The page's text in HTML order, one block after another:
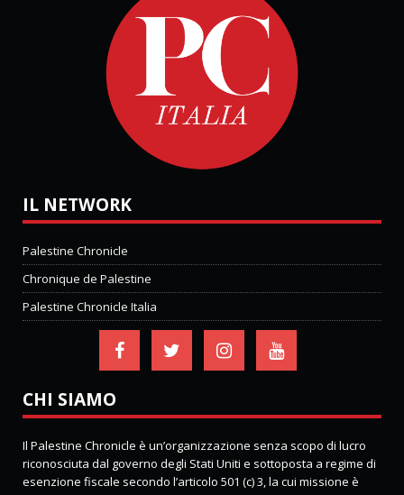
IL NETWORK
Palestine Chronicle
Chronique de Palestine
Palestine Chronicle Italia
CHI SIAMO
Il Palestine Chronicle è un’organizzazione senza scopo di lucro
riconosciuta dal governo degli Stati Uniti e sottoposta a regime di
esenzione fiscale secondo l’articolo 501 (c) 3, la cui missione è